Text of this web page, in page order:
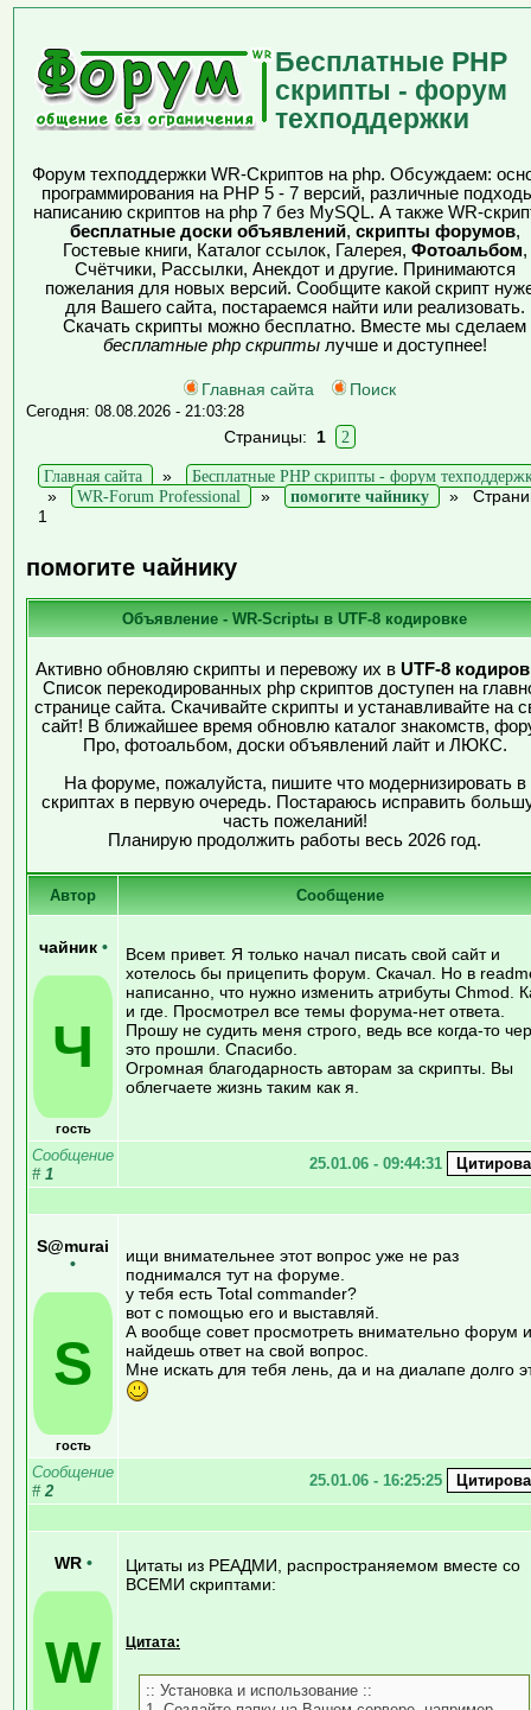
Бесплатные PHP
скрипты - форум
техподдержки
Форум техподдержки WR-Скриптов на php. Обсуждаем:
программирования на PHP 5 - 7 версий, различные
написанию скриптов на php 7 без MySQL. А также WR-
бесплатные доски объявлений, скрипты форумов,
Гостевые книги, Каталог ссылок, Галерея, Фотоальбом,
Счётчики, Рассылки, Анекдот и другие. Принимаются
пожелания для новых версий. Сообщите какой скрипт
для Вашего сайта, постараемся найти или реализовать.
Скачать скрипты можно бесплатно. Вместе мы сделаем
бесплатные php скриптылучше и доступнее!
Главная сайта Поиск
Сегодня: 08.08.2026 - 21:03:28
Страницы: 1 2
Главная сайта »
Бесплатные PHP скрипты - форум
»
WR-Forum Professional » помогите чайнику »
1
помогите чайнику
Объявление - WR-Scriptы в UTF-8 кодировке
Активно обновляю скрипты и перевожу их в UTF-8
Список перекодированных php скриптов доступен на
странице сайта. Скачивайте скрипты и устанавливайте на
сайт! В ближайшее время обновлю каталог знакомств,
Про, фотоальбом, доски объявлений лайт и ЛЮКС.
На форуме, пожалуйста, пишите что модернизировать в
скриптах в первую очередь. Постараюсь исправить
часть пожеланий!
Планирую продолжить работы весь 2026 год.
Автор Сообщение
чайник •
Ч
гость
Всем привет. Я только начал писать свой сайт и
хотелось бы прицепить форум. Скачал. Но в
написанно, что нужно изменить атрибуты Chmod.
и где. Просмотрел все темы форума-нет ответа.
Прошу не судить меня строго, ведь все когда-то
это прошли. Спасибо.
Огромная благодарность авторам за скрипты. Вы
облегчаете жизнь таким как я.
Сообщение
# 1
25.01.06 - 09:44:31
S@murai
•
S
гость
ищи внимательнее этот вопрос уже не раз
поднимался тут на форуме.
у тебя есть Total commander?
вот с помощью его и выставляй.
А вообще совет просмотреть внимательно форум и
найдешь ответ на свой вопрос.
Мне искать для тебя лень, да и на диалапе долго
Сообщение
# 2
25.01.06 - 16:25:25
WR •
W
Цитаты из РЕАДМИ, распространяемом вместе со
ВСЕМИ скриптами:
Цитата:
:: Установка и использование ::